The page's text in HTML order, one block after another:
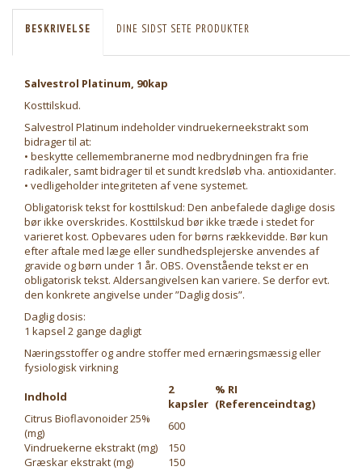
BESKRIVELSE DINE SIDST SETE PRODUKTER
Salvestrol Platinum, 90kap
Kosttilskud.
Salvestrol Platinum indeholder vindruekerneekstrakt som
bidrager til at:
• beskytte cellemembranerne mod nedbrydningen fra frie
radikaler, samt bidrager til et sundt kredsløb vha. antioxidanter.
• vedligeholder integriteten af vene systemet.
Obligatorisk tekst for kosttilskud: Den anbefalede daglige dosis
bør ikke overskrides. Kosttilskud bør ikke træde i stedet for
varieret kost. Opbevares uden for børns rækkevidde. Bør kun
efter aftale med læge eller sundhedsplejerske anvendes af
gravide og børn under 1 år. OBS. Ovenstående tekst er en
obligatorisk tekst. Aldersangivelsen kan variere. Se derfor evt.
den konkrete angivelse under ”Daglig dosis”.
Daglig dosis:
1 kapsel 2 gange dagligt
Næringsstoffer og andre stoffer med ernæringsmæssig eller
fysiologisk virkning
Indhold
2
kapsler
% RI
(Referenceindtag)
Citrus Bioflavonoider 25%
(mg)
600
Vindruekerne ekstrakt (mg)
150
Græskar ekstrakt (mg)
150